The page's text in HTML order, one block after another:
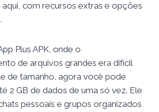
com recursos extras e opções
Plus APK, onde o
de arquivos grandes era difícil
de tamanho, agora você pode
2 GB de dados de uma só vez. Ele
pessoais e grupos organizados